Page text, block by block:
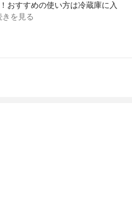
おすすめの使い方は冷蔵庫に入
きを見る